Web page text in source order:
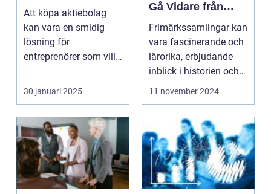
Att köpa aktiebolag
kan vara en smidig
lösning för
entreprenörer som vill
30 januari 2025
Gå Vidare från
Dina Kära
Samlingar
Frimärkssamlingar kan
vara fascinerande och
lärorika, erbjudande
inblick i historien och
k...
11 november 2024